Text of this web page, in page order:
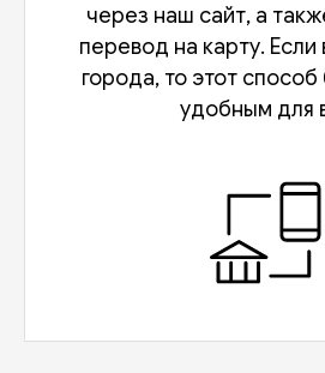
через наш сайт, а
перевод на карту. Если
города, то этот
удобным для